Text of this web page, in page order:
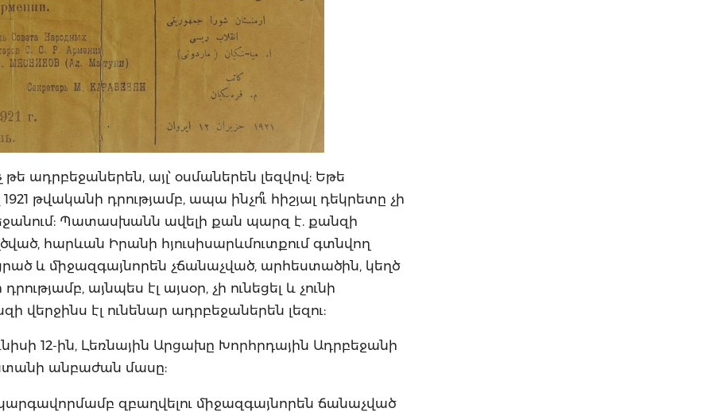
ադրբեջաներեն, այլ՝ օսմաներեն լեզվով: Եթե
թվականի դրությամբ, ապա ինչո՞ւ հիշյալ դեկրետը չի
Պատասխանն ավելի քան պարզ է. քանզի
հարևան Իրանի հյուսիսարևմուտքում գտնվող
և միջազգայնորեն չճանաչված, արհեստածին, կեղծ
այնպես էլ այսօր, չի ունեցել և չունի
վերջինս էլ ունենար ադրբեջաներեն լեզու:
12-ին, Լեռնային Արցախը Խորհրդային Ադրբեջանի
անբաժան մասը:
զբաղվելու միջազգայնորեն ճանաչված